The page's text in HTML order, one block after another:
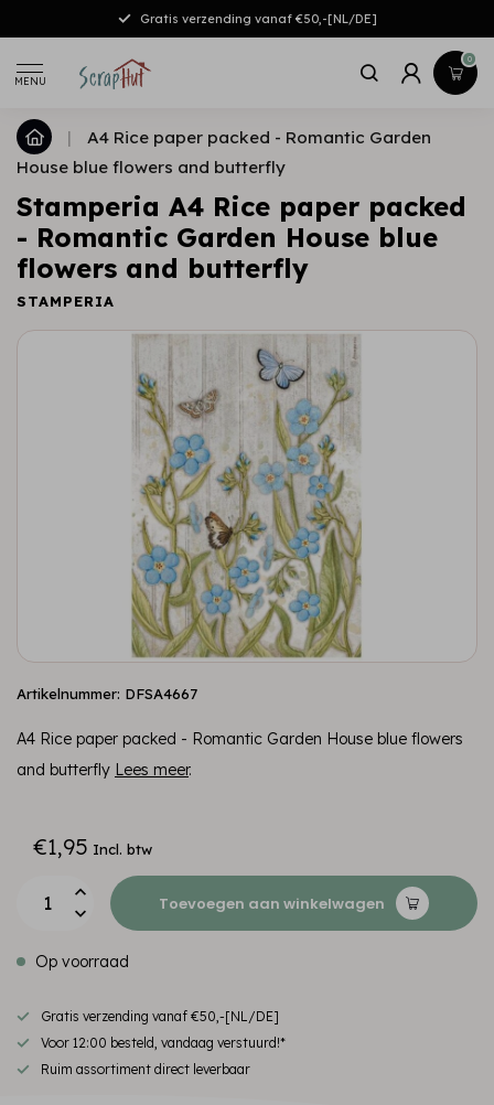
Gratis verzending vanaf €50,-[NL/DE]
MENU
0
|
A4 Rice paper packed - Romantic Garden
House blue flowers and butterfly
Stamperia A4 Rice paper packed
- Romantic Garden House blue
flowers and butterfly
STAMPERIA
Artikelnummer: DFSA4667
A4 Rice paper packed - Romantic Garden House blue flowers
and butterfly Lees meer.
€1,95 Incl. btw
Toevoegen aan winkelwagen
Op voorraad
Gratis verzending vanaf €50,-[NL/DE]
Voor 12:00 besteld, vandaag verstuurd!*
Ruim assortiment direct leverbaar